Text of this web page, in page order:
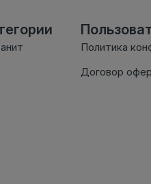
Политика
Договор